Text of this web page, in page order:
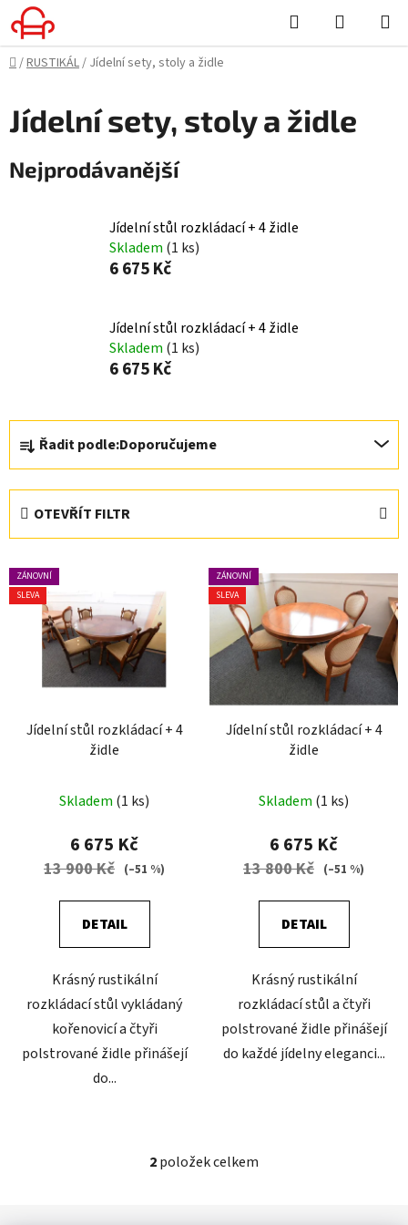
Přejít
na
obsah
Hledat
KOŠÍK
Domů
/RUSTIKÁL/ Jídelní sety, stoly a židle
Jídelní sety, stoly a židle
Nejprodávanější
Jídelní stůl rozkládací + 4 židle
Skladem (1 ks)
6 675 Kč
Jídelní stůl rozkládací + 4 židle
Skladem (1 ks)
6 675 Kč
Ř
a
z
p
r
Řadit podle:Doporučujeme
OTEVŘÍT FILTR
V
ý
ZÁNOVNÍ
SLEVA
Jídelní stůl rozkládací + 4
židle
Skladem (1 ks)
6 675 Kč
13 900 Kč (–51 %)
DETAIL
Krásný rustikální
rozkládací stůl vykládaný
kořenovicí a čtyři
polstrované židle přinášejí
do...
ZÁNOVNÍ
SLEVA
Jídelní stůl rozkládací + 4
židle
Skladem (1 ks)
6 675 Kč
13 800 Kč (–51 %)
DETAIL
Krásný rustikální
rozkládací stůl a čtyři
polstrované židle přinášejí
do každé jídelny eleganci...
O
2položek celkem